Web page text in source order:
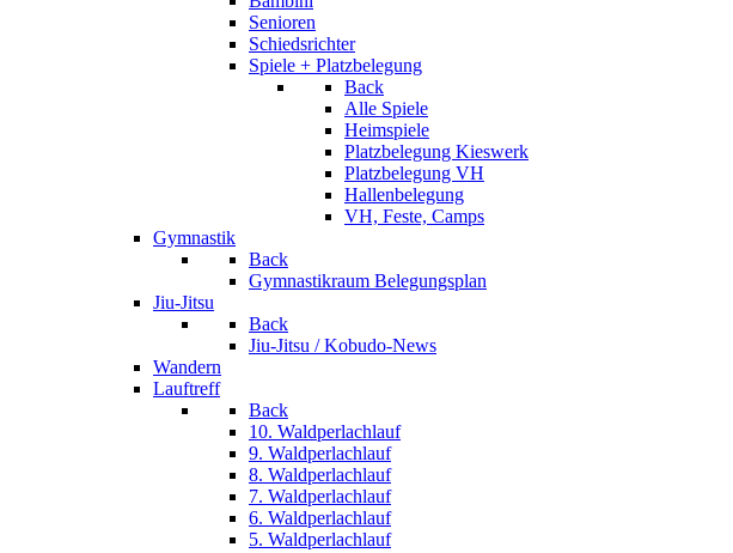
Senioren
Schiedsrichter
Spiele + Platzbelegung
Back
Alle Spiele
Heimspiele
Platzbelegung Kieswerk
Platzbelegung VH
Hallenbelegung
VH, Feste, Camps
Gymnastik
Back
Gymnastikraum Belegungsplan
Jiu-Jitsu
Back
Jiu-Jitsu / Kobudo-News
Wandern
Lauftreff
Back
10. Waldperlachlauf
9. Waldperlachlauf
8. Waldperlachlauf
7. Waldperlachlauf
6. Waldperlachlauf
5. Waldperlachlauf